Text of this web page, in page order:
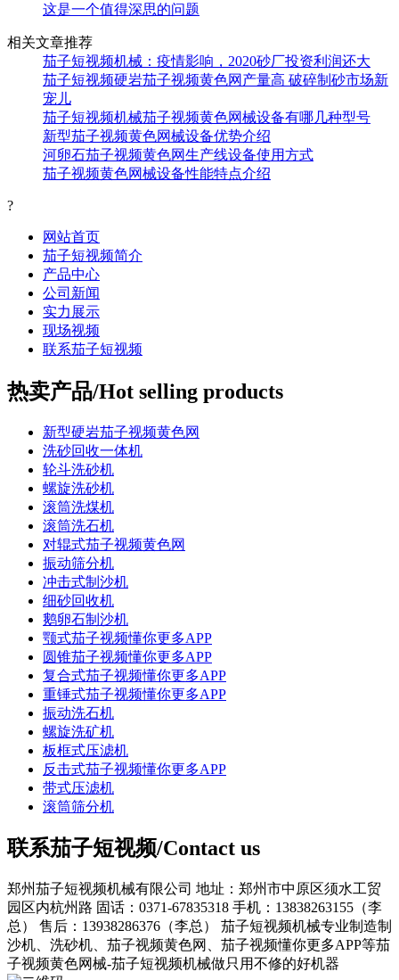
这是一个值得深思的问题
相关文章推荐
茄子短视频机械：疫情影响，2020砂厂投资利润还大
茄子短视频硬岩茄子视频黄色网产量高 破碎制砂市场新
宠儿
茄子短视频机械茄子视频黄色网械设备有哪几种型号
新型茄子视频黄色网械设备优势介绍
河卵石茄子视频黄色网生产线设备使用方式
茄子视频黄色网械设备性能特点介绍
?
网站首页
茄子短视频简介
产品中心
公司新闻
实力展示
现场视频
联系茄子短视频
热卖产品/Hot selling products
新型硬岩茄子视频黄色网
洗砂回收一体机
轮斗洗砂机
螺旋洗砂机
滚筒洗煤机
滚筒洗石机
对辊式茄子视频黄色网
振动筛分机
冲击式制沙机
细砂回收机
鹅卵石制沙机
颚式茄子视频懂你更多APP
圆锥茄子视频懂你更多APP
复合式茄子视频懂你更多APP
重锤式茄子视频懂你更多APP
振动洗石机
螺旋洗矿机
板框式压滤机
反击式茄子视频懂你更多APP
带式压滤机
滚筒筛分机
联系茄子短视频/Contact us
郑州茄子短视频机械有限公司 地址：郑州市中原区须水工贸
园区内杭州路 固话：0371-67835318 手机：13838263155（李
总） 售后：13938286376（李总）
茄子短视频机械专业制造制
沙机、洗砂机、茄子视频黄色网、茄子视频懂你更多APP等茄
子视频黄色网械-茄子短视频机械做只用不修的好机器